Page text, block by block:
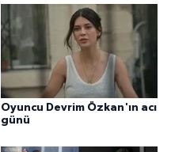
Oyuncu Devrim Özkan'ın acı
günü